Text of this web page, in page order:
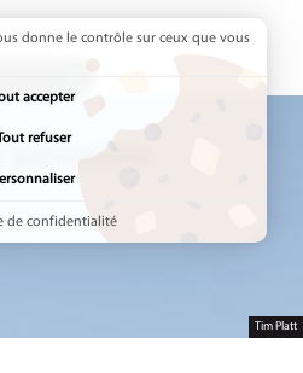
personne
Tim Platt
donne le contrôle sur ceux que vous
accepter
refuser
de confidentialité